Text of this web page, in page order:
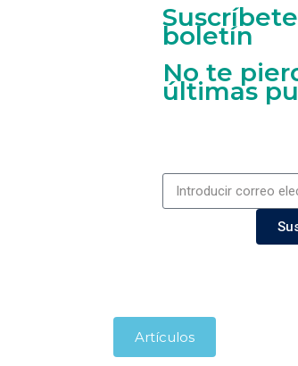
boletín
No te
últimas
Artículos